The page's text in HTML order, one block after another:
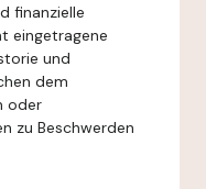
finanzielle
eingetragene
und
dem
oder
zu Beschwerden